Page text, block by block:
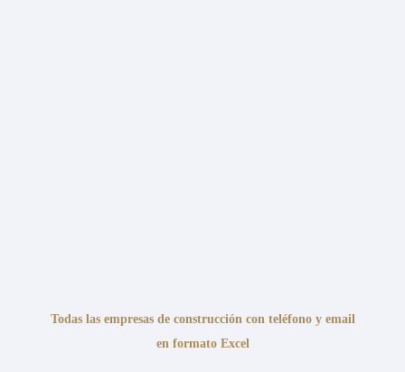
Todas las empresas de construcción con teléfono y email
en formato Excel